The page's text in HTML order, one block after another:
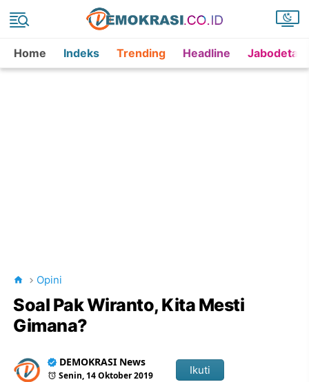
Home Indeks Trending Headline
Opini
Soal Pak Wiranto, Kita Mesti
Gimana?
DEMOKRASI News
Senin, 14 Oktober 2019 Ikuti